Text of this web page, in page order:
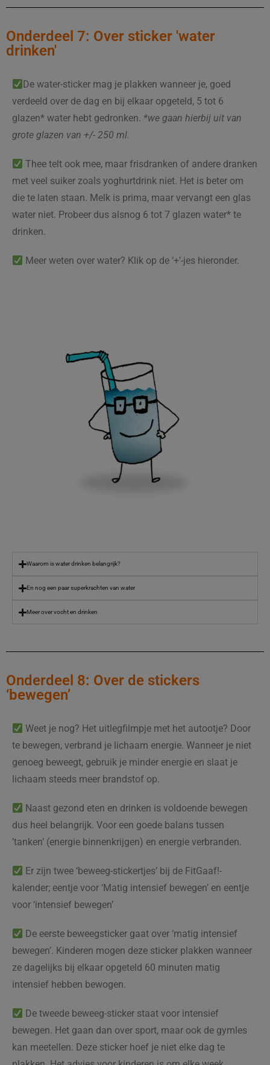
Onderdeel 7: Over sticker 'water
drinken'
De water-sticker mag je plakken wanneer je, goed
verdeeld over de dag en bij elkaar opgeteld, 5 tot 6
glazen* water hebt gedronken. *we gaan hierbij uit van
grote glazen van +/- 250 ml.
Thee telt ook mee, maar frisdranken of andere dranken
met veel suiker zoals yoghurtdrink niet. Het is beter om
die te laten staan. Melk is prima, maar vervangt een glas
water niet. Probeer dus alsnog 6 tot 7 glazen water* te
drinken.
Meer weten over water? Klik op de ‘+’-jes hieronder.
Waarom is water drinken belangrijk?
En nog een paar superkrachten van water
Meer over vocht en drinken
Onderdeel 8: Over de stickers
‘bewegen’
Weet je nog? Het uitlegfilmpje met het autootje? Door
te bewegen, verbrand je lichaam energie. Wanneer je niet
genoeg beweegt, gebruik je minder energie en slaat je
lichaam steeds meer brandstof op.
Naast gezond eten en drinken is voldoende bewegen
dus heel belangrijk. Voor een goede balans tussen
’tanken’ (energie binnenkrijgen) en energie verbranden.
Er zijn twee ‘beweeg-stickertjes’ bij de FitGaaf!-
kalender; eentje voor ‘Matig intensief bewegen’ en eentje
voor ‘intensief bewegen’
De eerste beweegsticker gaat over ‘matig intensief
bewegen’. Kinderen mogen deze sticker plakken wanneer
ze dagelijks bij elkaar opgeteld 60 minuten matig
intensief hebben bewogen.
De tweede beweeg-sticker staat voor intensief
bewegen. Het gaan dan over sport, maar ook de gymles
kan meetellen. Deze sticker hoef je niet elke dag te